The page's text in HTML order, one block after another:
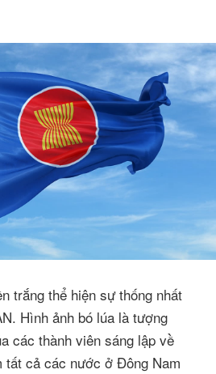
trắng thể hiện sự thống nhất
Hình ảnh bó lúa là tượng
các thành viên sáng lập về
tất cả các nước ở Đông Nam